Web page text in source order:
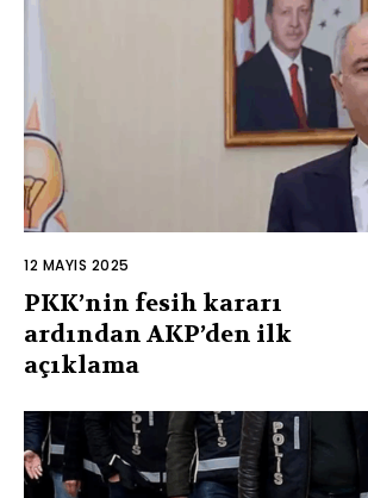
12 MAYIS 2025
PKK’nin fesih kararı
ardından AKP’den ilk
açıklama